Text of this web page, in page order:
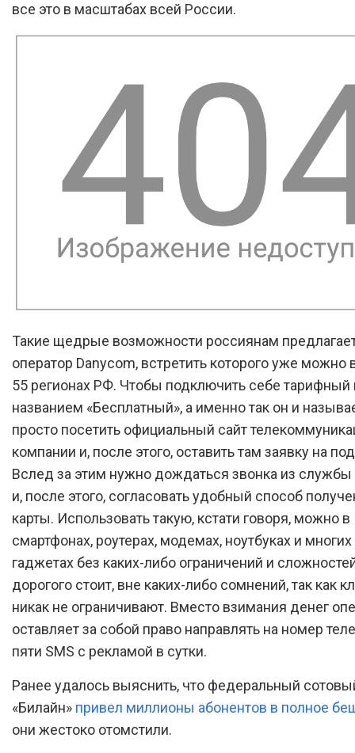
все это в масштабах всей России.
Такие щедрые возможности россиянам
оператор Danycom, встретить которого уже можно
55 регионах РФ. Чтобы подключить себе тарифный
названием «Бесплатный», а именно так он и
просто посетить официальный сайт
компании и, после этого, оставить там заявку на
Вслед за этим нужно дождаться звонка из
и, после этого, согласовать удобный способ
карты. Использовать такую, кстати говоря, можно в
смартфонах, роутерах, модемах, ноутбуках и
гаджетах без каких-либо ограничений и
дорогого стоит, вне каких-либо сомнений, так как
никак не ограничивают. Вместо взимания денег
оставляет за собой право направлять на номер
пяти SMS с рекламой в сутки.
Ранее удалось выяснить, что федеральный
«Билайн» привел миллионы абонентов в полное
они жестоко отомстили.